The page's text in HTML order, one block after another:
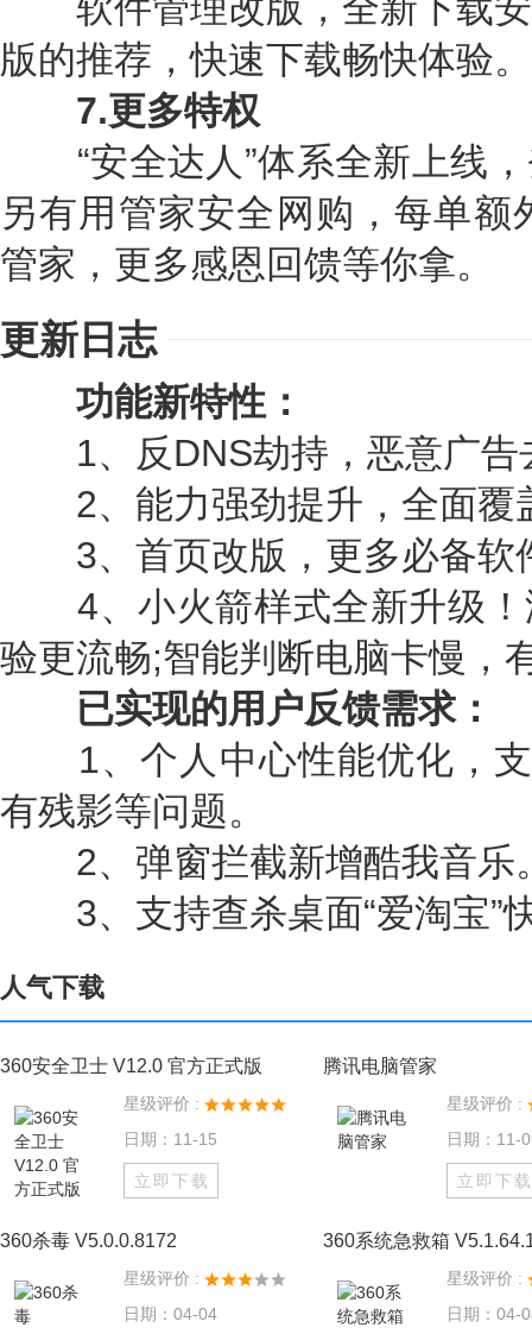
版的推荐，快速下载畅快体验。
7.更多特权
“安全达人”体系全新上线，
另有用管家安全网购，每单
管家，更多感恩回馈等你拿。
更新日志
功能新特性：
1、反DNS劫持，恶意广告
2、能力强劲提升，全面覆
3、首页改版，更多必备软
4、小火箭样式全新升级！
验更流畅;智能判断电脑卡慢，
已实现的用户反馈需求：
1、个人中心性能优化，支
有残影等问题。
2、弹窗拦截新增酷我音乐
3、支持查杀桌面“爱淘宝”
人气下载
360安全卫士 V12.0 官方正式版
星级评价 :
日期：11-15
立即下载
腾讯电脑管家
星级评价 :
日期：11-
立即下载
360杀毒 V5.0.0.8172
星级评价 :
日期：04-04
星级评价 :
日期：04-